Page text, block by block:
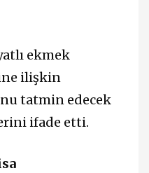
ekmek
ilişkin
tatmin edecek
ifade etti.